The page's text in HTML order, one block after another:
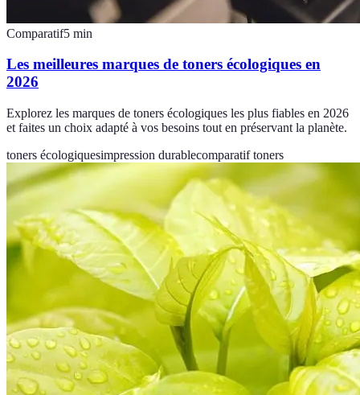
Comparatif5 min
Les meilleures marques de toners écologiques en
2026
Explorez les marques de toners écologiques les plus fiables en 2026
et faites un choix adapté à vos besoins tout en préservant la planète.
toners écologiquesimpression durablecomparatif toners